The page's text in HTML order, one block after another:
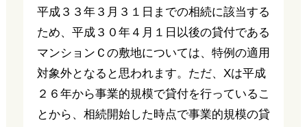
平成３３年３月３１日までの相続に該当する
ため、平成３０年４月１日以後の貸付である
マンションＣの敷地については、特例の適用
対象外となると思われます。ただ、Xは平成
２６年から事業的規模で貸付を行っているこ
とから、相続開始した時点で事業的規模の貸